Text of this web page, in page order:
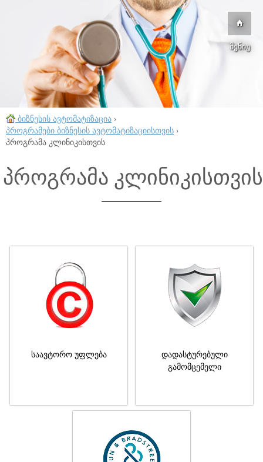
მენიუ
ბიზნესის ავტომატიზაცია ›
პროგრამები ბიზნესის ავტომატიზაციისთვის ›
პროგრამა კლინიკისთვის
პროგრამა კლინიკისთვის
საავტორო უფლება
დადასტურებული
გამომცემელი